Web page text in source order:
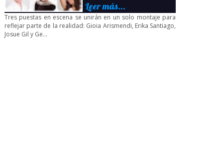
Leer más...
Tres puestas en escena se unirán en un solo montaje para
reflejar parte de la realidad: Gioia Arismendi, Erika Santiago,
Josue Gil y Ge...